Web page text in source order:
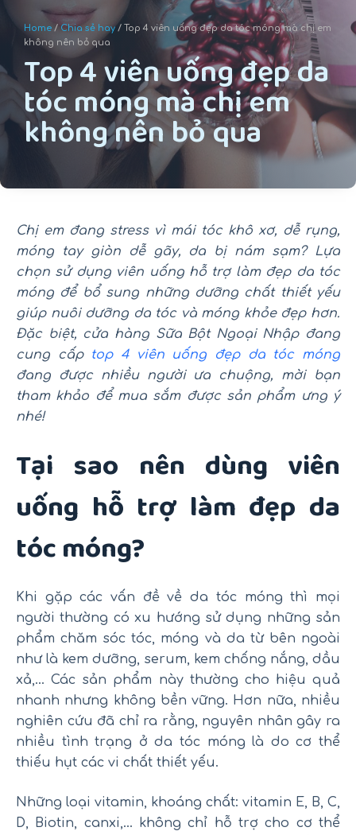
Home / Chia sẻ hay/ Top 4 viên uống đẹp da tóc móng mà chị em
không nên bỏ qua
Top 4 viên uống đẹp da
tóc móng mà chị em
không nên bỏ qua
Chị em đang stress vì mái tóc khô xơ, dễ rụng,
móng tay giòn dễ gãy, da bị nám sạm? Lựa
chọn sử dụng viên uống hỗ trợ làm đẹp da tóc
móng để bổ sung những dưỡng chất thiết yếu
giúp nuôi dưỡng da tóc và móng khỏe đẹp hơn.
Đặc biệt, cửa hàng Sữa Bột Ngoại Nhập đang
cung cấp top 4 viên uống đẹp da tóc móng
đang được nhiều người ưa chuộng, mời bạn
tham khảo để mua sắm được sản phẩm ưng ý
nhé!
Tại sao nên dùng viên
uống hỗ trợ làm đẹp da
tóc móng?
Khi gặp các vấn đề về da tóc móng thì mọi
người thường có xu hướng sử dụng những sản
phẩm chăm sóc tóc, móng và da từ bên ngoài
như là kem dưỡng, serum, kem chống nắng, dầu
xả,… Các sản phẩm này thường cho hiệu quả
nhanh nhưng không bền vững. Hơn nữa, nhiều
nghiên cứu đã chỉ ra rằng, nguyên nhân gây ra
nhiều tình trạng ở da tóc móng là do cơ thể
thiếu hụt các vi chất thiết yếu.
Những loại vitamin, khoáng chất: vitamin E, B, C,
D, Biotin, canxi,… không chỉ hỗ trợ cho cơ thể